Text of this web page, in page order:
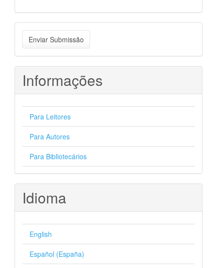
Enviar
Submissão
Enviar Submissão
Informações
Para Leitores
Para Autores
Para Bibliotecários
Idioma
English
Español (España)